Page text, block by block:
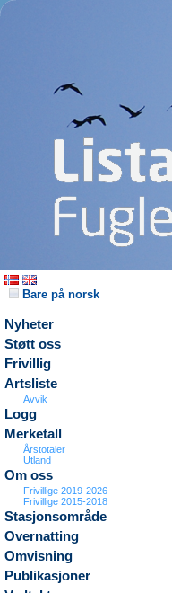
Bare på norsk
Nyheter
Støtt oss
Frivillig
Artsliste
Avvik
Logg
Merketall
Årstotaler
Utland
Om oss
Frivillige 2019-2026
Frivillige 2015-2018
Stasjonsområde
Overnatting
Omvisning
Publikasjoner